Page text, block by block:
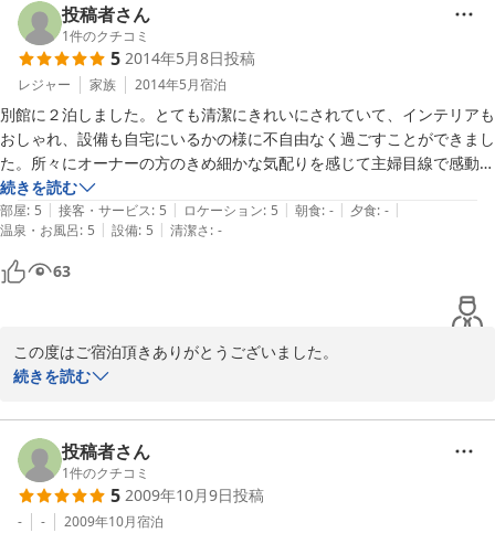
ます。お宿では
快適に過ごす事が出来たとのこと大変嬉しく思っております。夏休
みに入り、
宮古祭りもちょうど開催されていて、お子様も宮古島の綺麗な海で
毎日楽しく遊ぶことが出来
お天気も最高に良かったので良い思いでになったのではないでしょ
うか
又のお越し是非お待ちしております
この度はどうもありがとうございました。
2015-08-10
投稿者さん
1件のクチコミ
5 2014年5月8日投稿
レジャー 家族 2014年5月宿泊
別館に２泊しました。とても清潔にきれいにされていて、インテリアも
おしゃれ、設備も自宅にいるかの様に不自由なく過ごすことができまし
た。所々にオーナーの方のきめ細かな気配りを感じて主婦目線で感動し
ました。
ワンちゃん連れのお客様が利用できるお宿ですが、玄関入口にワンちゃ
んスペースがきちんと確保され、お掃除を徹底されているようです。空
気清浄器を設置されていたりと、今回私達はペット連れでない家族でお
世話になりましたが、何の違和感もなく快適に過ごすことができまし
子供は床に転がったりされたりと、ホテルは何かと落ち着かないことが
多く困るのですが、そういったストレスもなく滞在中子供ものびのび楽
しそうにしていました。
是非、おすすめのお宿です！！
続きを読む
部屋: 5 | 接客・サービス: 5 | ロケーション: 5 | 朝食: - | 夕食: - |
温泉・お風呂: 5 | 設備: 5 | 清潔さ: -
63
この度はご宿泊頂きありがとうございました。
滞在中、快適にお過ごし頂けたようで良かったです。なるべく女性
長期滞在のお客様にも多く利用していただいてるので洗剤や備品に
も気をつけております。
ワンちゃんOKのお宿ですが、ペット連れでないお客様にも快適に
お過ごしいただくためにスペースを分けたりすることで綺麗さと安
心を確保しています。小さなお子様連れのご家族様にも喜んでいた
続きを読む
投稿者さん
1件のクチコミ
5 2009年10月9日投稿
- - 2009年10月宿泊